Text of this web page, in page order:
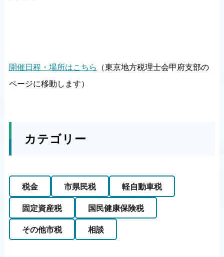
開催日程・場所はこちら （東京地方税理士会甲府支部の
ページに移動します）
カテゴリー
税金 市県民税 軽自動車税
固定資産税 国民健康保険税
その他市税 相談